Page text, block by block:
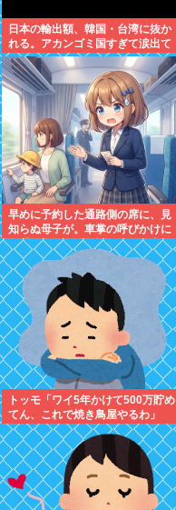
日本の輸出額、韓国・台湾に抜か
れる。アカンゴミ国すぎて涙出て
きた…
早めに予約した通路側の席に、見
知らぬ母子が。車掌の呼びかけに
も「目を閉じて無視」して居座ら
れました。無理やり奪われた席
は、結局“やったもん勝ち”にな
っ...
トッモ「ワイ5年かけて500万貯め
てん、これで焼き鳥屋やるわ」